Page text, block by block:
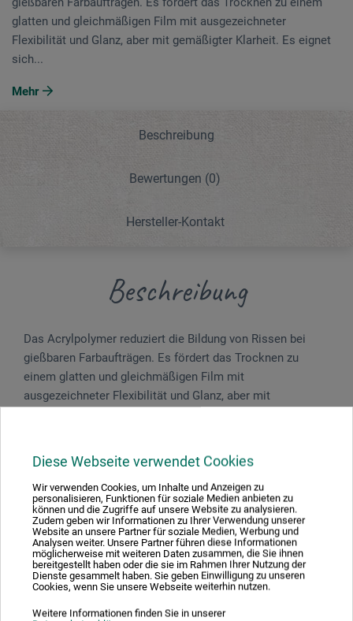
Diese Webseite verwendet Cookies
Wir verwenden Cookies, um Inhalte und Anzeigen zu
personalisieren, Funktionen für soziale Medien anbieten zu
können und die Zugriffe auf unsere Website zu analysieren.
Zudem geben wir Informationen zu Ihrer Verwendung unserer
Website an unsere Partner für soziale Medien, Werbung und
Analysen weiter. Unsere Partner führen diese Informationen
möglicherweise mit weiteren Daten zusammen, die Sie ihnen
bereitgestellt haben oder die sie im Rahmen Ihrer Nutzung der
Dienste gesammelt haben. Sie geben Einwilligung zu unseren
Cookies, wenn Sie unsere Webseite weiterhin nutzen.
Weitere Informationen finden Sie in unserer
glatten und gleichmäßigen Film mit ausgezeichneter
Flexibilität und Glanz, aber mit gemäßigter Klarheit. Es eignet
sich...
Mehr
Beschreibung
Bewertungen (0)
Hersteller-Kontakt
Beschreibung
Das Acrylpolymer reduziert die Bildung von Rissen bei
gießbaren Farbaufträgen. Es fördert das Trocknen zu
einem glatten und gleichmäßigen Film mit
ausgezeichneter Flexibilität und Glanz, aber mit
Produktbewertungen (0)
Schreiben Sie die erste Bewertung zu diesem Produkt
JETZT PRODUKT BEWERTEN